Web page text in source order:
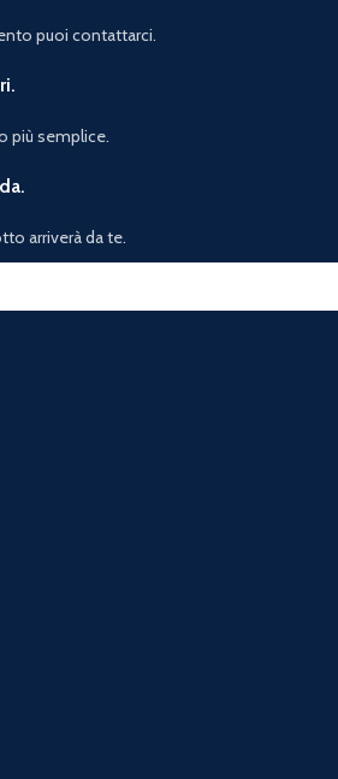
puoi contattarci.
più semplice.
arriverà da te.